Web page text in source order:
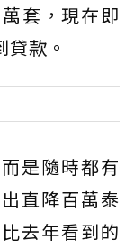
套，現在即
款。
是隨時都有
直降百萬泰
去年看到的